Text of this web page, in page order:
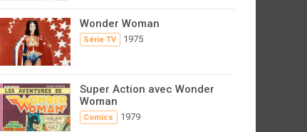
Wonder Woman
Série TV 1975
Super Action avec Wonder
Woman
Comics 1979